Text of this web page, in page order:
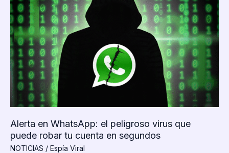
hija
Alerta en WhatsApp: el peligroso virus que
puede robar tu cuenta en segundos
NOTICIAS / Espía Viral